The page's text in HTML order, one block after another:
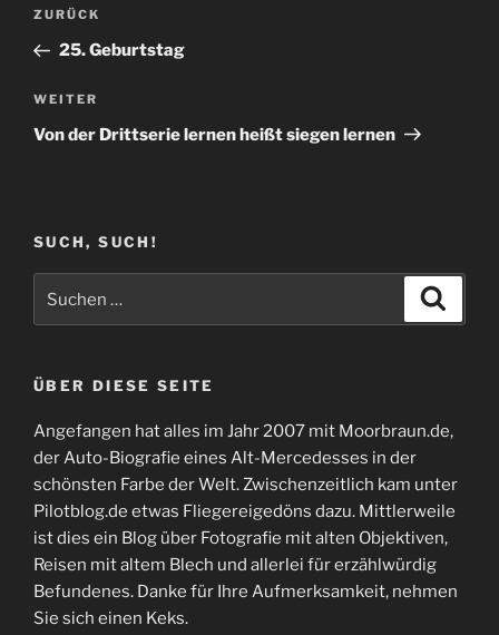
Vorheriger
Beitrag
ZURÜCK
25. Geburtstag
Nächster
Beitrag
WEITER
Von der Drittserie lernen heißt siegen lernen
SUCH, SUCH!
nach:
ÜBER DIESE SEITE
Angefangen hat alles im Jahr 2007 mit Moorbraun.de,
der Auto-Biografie eines Alt-Mercedesses in der
schönsten Farbe der Welt. Zwischenzeitlich kam unter
Pilotblog.de etwas Fliegereigedöns dazu. Mittlerweile
ist dies ein Blog über Fotografie mit alten Objektiven,
Reisen mit altem Blech und allerlei für erzählwürdig
Befundenes. Danke für Ihre Aufmerksamkeit, nehmen
Sie sich einen Keks.